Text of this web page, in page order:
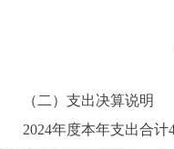
（二）支出决算说明
2024年度本年支出合计